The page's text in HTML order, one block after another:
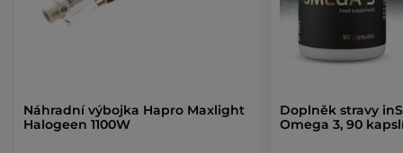
Náhradní výbojka Hapro Maxlight
Halogeen 1100W
Doplněk stravy
Omega 3, 90